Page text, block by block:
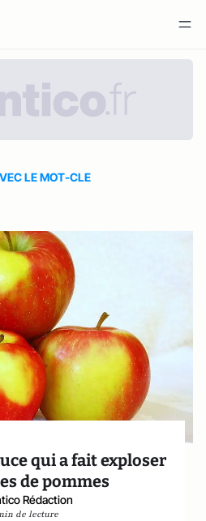
LE MOT-CLE
qui a fait exploser
de pommes
Rédaction
de lecture